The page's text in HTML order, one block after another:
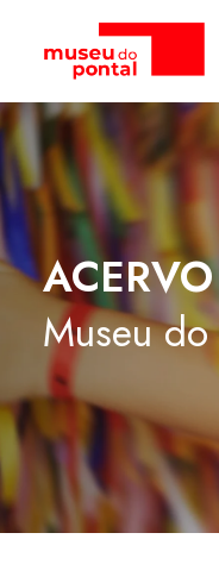
ACERVO
Museu do